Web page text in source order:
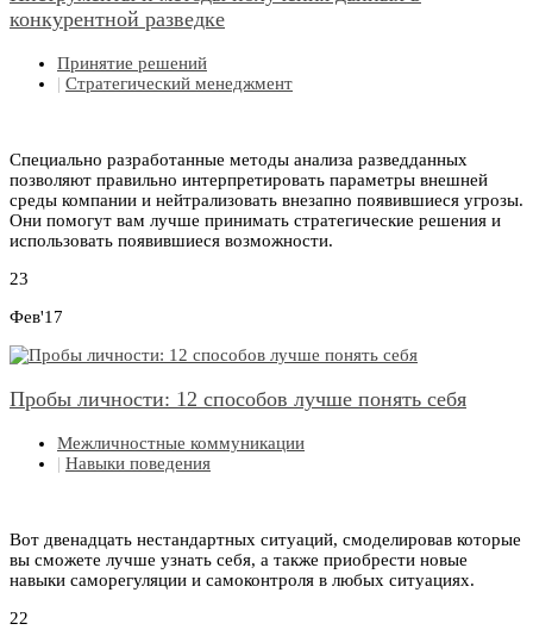
конкурентной разведке
Принятие решений
| Стратегический менеджмент
Специально разработанные методы анализа разведданных
позволяют правильно интерпретировать параметры внешней
среды компании и нейтрализовать внезапно появившиеся угрозы.
Они помогут вам лучше принимать стратегические решения и
использовать появившиеся возможности.
23
Фев'17
Пробы личности: 12 способов лучше понять себя
Межличностные коммуникации
| Навыки поведения
Вот двенадцать нестандартных ситуаций, смоделировав которые
вы сможете лучше узнать себя, а также приобрести новые
навыки саморегуляции и самоконтроля в любых ситуациях.
22